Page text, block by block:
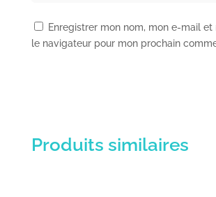
Enregistrer mon nom, mon e-mail et
le navigateur pour mon prochain
Produits similaires